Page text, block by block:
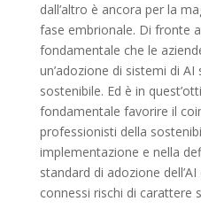
dall’altro è ancora per la
fase embrionale. Di fronte
fondamentale che le
un’adozione di sistemi di
sostenibile. Ed è in
fondamentale favorire il
professionisti della
implementazione e nella
standard di adozione
connessi rischi di carattere